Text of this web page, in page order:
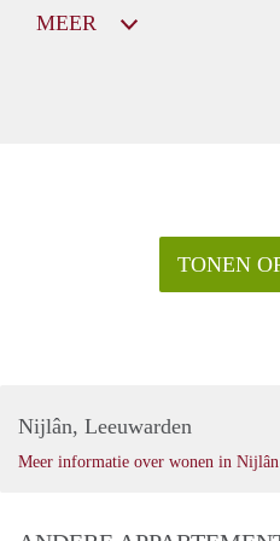
MEER
TONEN
Nijlân, Leeuwarden
Meer informatie over wonen in Nijlân